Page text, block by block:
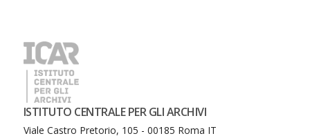
ISTITUTO CENTRALE PER GLI ARCHIVI
Viale Castro Pretorio, 105 - 00185 Roma IT